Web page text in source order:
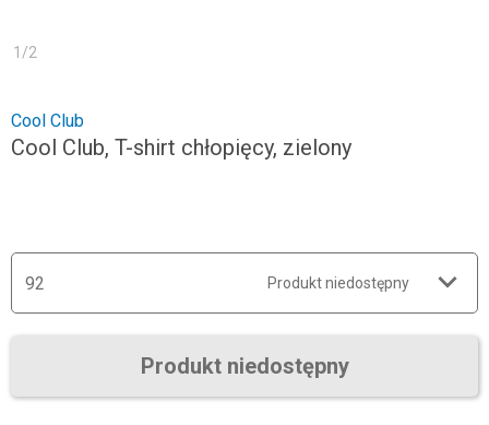
1 /2
Cool Club
Cool Club, T-shirt chłopięcy, zielony
92 Produkt niedostępny
Produkt niedostępny